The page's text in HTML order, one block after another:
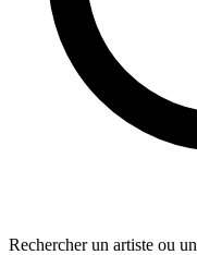
Rechercher un artiste ou